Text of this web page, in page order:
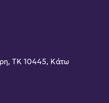
ΤΚ 10445, Κάτω